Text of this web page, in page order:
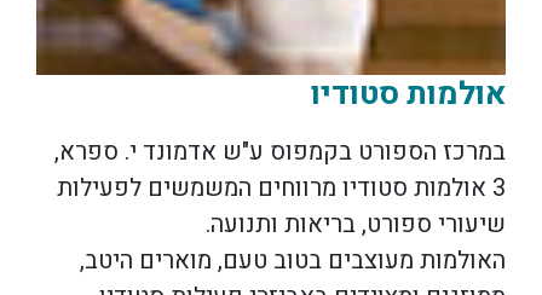
אולמות סטודיו
במרכז הספורט בקמפוס ע"ש אדמונד י. ספרא,
3 אולמות סטודיו מרווחים המשמשים לפעילות
שיעורי ספורט, בריאות ותנועה.
האולמות מעוצבים בטוב טעם, מוארים היטב,